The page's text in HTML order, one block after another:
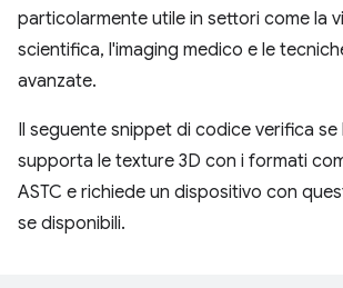
particolarmente utile in settori come la
scientifica, l'imaging medico e le
avanzate.
Il seguente snippet di codice verifica
supporta le texture 3D con i formati
ASTC e richiede un dispositivo con
se disponibili.